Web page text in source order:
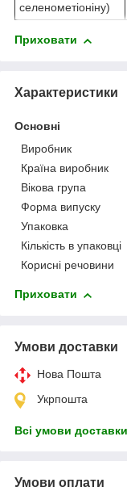
селенометіоніну)
Приховати
Характеристики
Основні
Виробник
Країна виробник
Вікова група
Форма випуску
Упаковка
Кількість в упаковці
Корисні речовини
Приховати
Умови доставки
Нова Пошта
Укрпошта
Всі умови доставки
Умови оплати